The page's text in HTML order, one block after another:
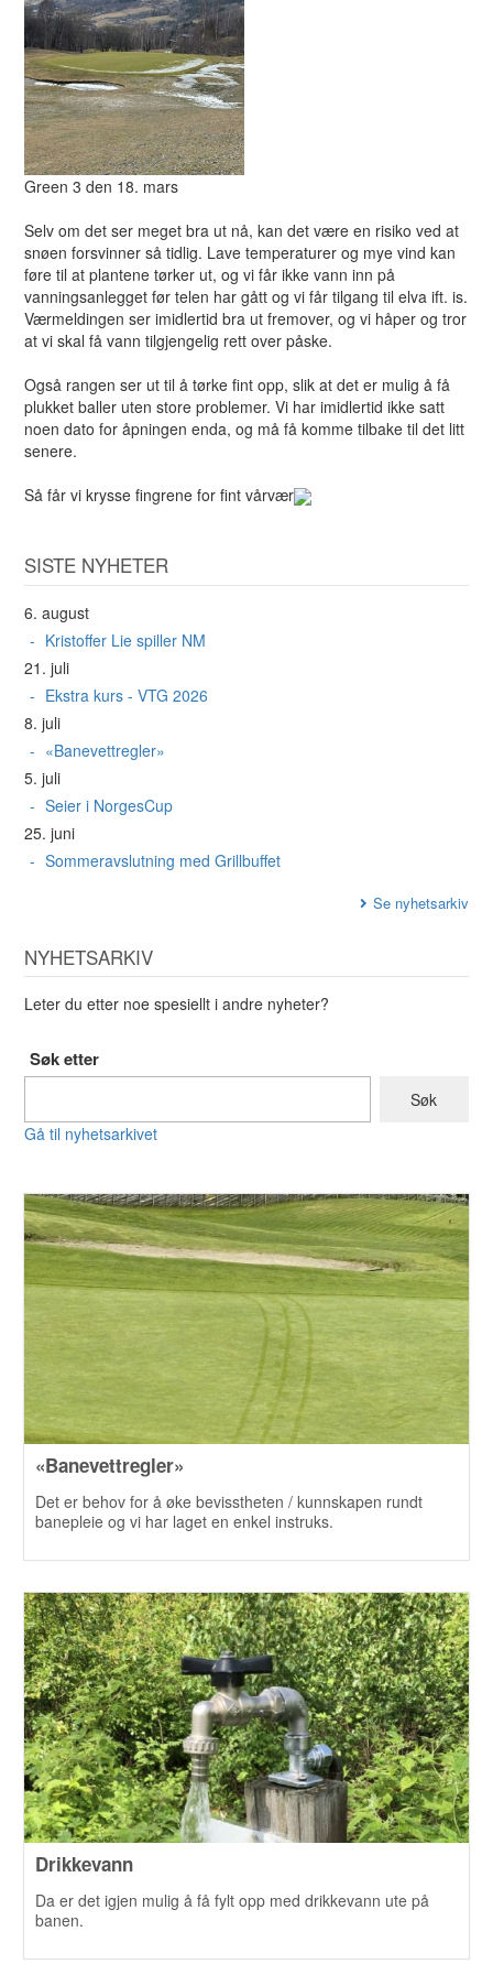
Green 3 den 18. mars
Selv om det ser meget bra ut nå, kan det være en risiko ved at
snøen forsvinner så tidlig. Lave temperaturer og mye vind kan
føre til at plantene tørker ut, og vi får ikke vann inn på
vanningsanlegget før telen har gått og vi får tilgang til elva ift. is.
Værmeldingen ser imidlertid bra ut fremover, og vi håper og tror
at vi skal få vann tilgjengelig rett over påske.
Også rangen ser ut til å tørke fint opp, slik at det er mulig å få
plukket baller uten store problemer. Vi har imidlertid ikke satt
noen dato for åpningen enda, og må få komme tilbake til det litt
senere.
Så får vi krysse fingrene for fint vårvær
SISTE NYHETER
6. august
Kristoffer Lie spiller NM
21. juli
Ekstra kurs - VTG 2026
8. juli
«Banevettregler»
5. juli
Seier i NorgesCup
25. juni
Sommeravslutning med Grillbuffet
Se nyhetsarkiv
NYHETSARKIV
Leter du etter noe spesiellt i andre nyheter?
Søk etter
Gå til nyhetsarkivet
«Banevettregler»
Det er behov for å øke bevisstheten / kunnskapen rundt
banepleie og vi har laget en enkel instruks.
Drikkevann
Da er det igjen mulig å få fylt opp med drikkevann ute på
banen.